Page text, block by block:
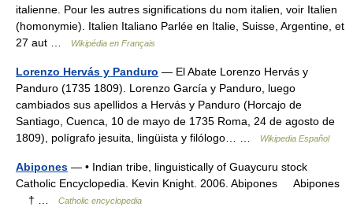
italienne. Pour les autres significations du nom italien, voir Italien
(homonymie). Italien Italiano Parlée en Italie, Suisse, Argentine, et
27 aut …
Wikipédia en Français
Lorenzo Hervás y Panduro — El Abate Lorenzo Hervás y
Panduro (1735 1809). Lorenzo García y Panduro, luego
cambiados sus apellidos a Hervás y Panduro (Horcajo de
Santiago, Cuenca, 10 de mayo de 1735 Roma, 24 de agosto de
1809), polígrafo jesuita, lingüista y filólogo… …
Wikipedia Español
Abipones — • Indian tribe, linguistically of Guaycuru stock
Catholic Encyclopedia. Kevin Knight. 2006. Abipones Abipones
† …
Catholic encyclopedia